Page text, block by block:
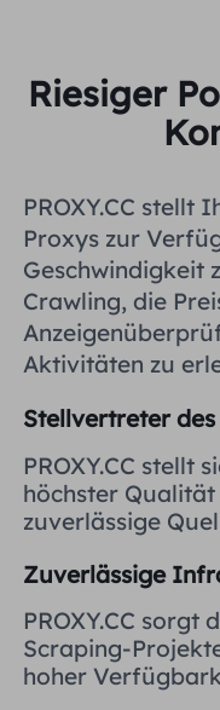
STANDORTE
Vereinigte
Vereinigtes
Brasilien
Russland
Deutsch
Indonesia
Русский
हिंदी
Português
Riesiger
PROXY.CC stellt
Proxys zur
Geschwindigkeit
Crawling, die
Aktivitäten zu
Stellvertreter
PROXY.CC stellt
höchster
zuverlässige
Zuverlässige
PROXY.CC
Scraping-
hoher